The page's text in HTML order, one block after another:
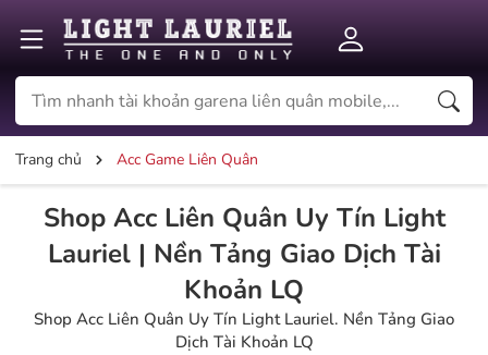
Trang chủ Acc Game Liên Quân
Shop Acc Liên Quân Uy Tín Light
Lauriel | Nền Tảng Giao Dịch Tài
Khoản LQ
Shop Acc Liên Quân Uy Tín Light Lauriel. Nền Tảng Giao
Dịch Tài Khoản LQ